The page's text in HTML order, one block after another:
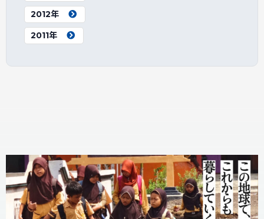
2012年
2011年